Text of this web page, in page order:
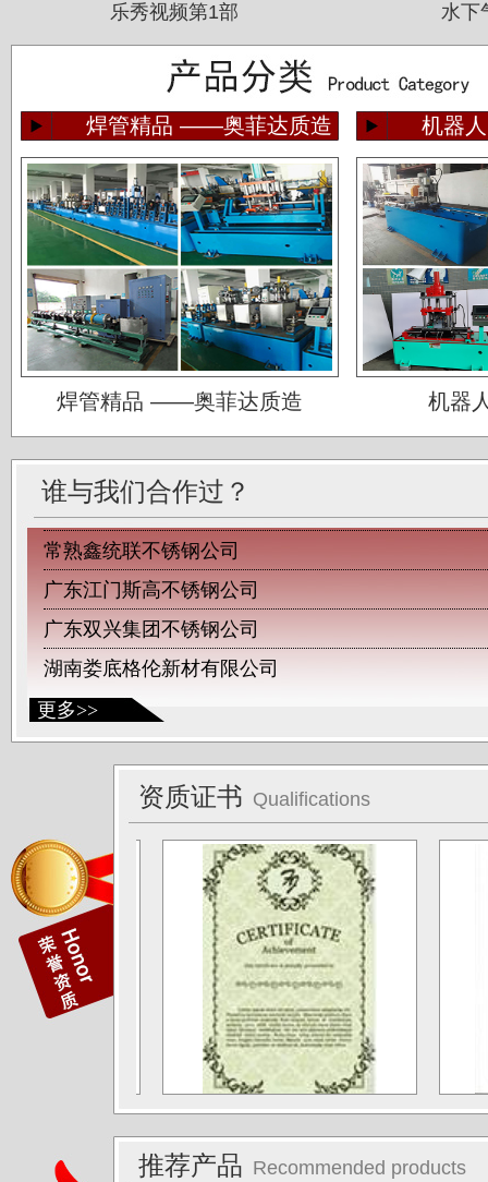
乐秀视频第1部 水下
焊管精品 ——奥菲达质造 机器
焊管精品 ——奥菲达质造 机器
更多>>
谁与我们合作过？
佛山运升不锈钢厂
宝菜不锈钢科技（昆山）有限公司
上海华钢不锈钢有限公司
常熟鑫统联不锈钢公司
广东江门斯高不锈钢公司
广东双兴集团不锈钢公司
湖南娄底格伦新材有限公司
山西太原大泽不锈钢公司
深圳钛杰公司
佛山南钛制品有限公司
广东德庆康纳国兴公司
唐山海兴金属制品厂
江苏南通中天科技股份有限公司
上海凌士通不锈钢有限公司
江苏无锡应达公司
德阳东方汽轮机厂（东方公司)
湖南湘投金天新材（湘投集团）
江苏中天科技股份有限公司
佛山运升不锈钢厂
资质证书 Qualifications
推荐产品 Recommended products